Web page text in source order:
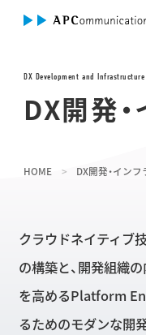
DX Development and
DX開発
HOME DX開発・イン
クラウドネイティブ
の構築と、開発組織
を高めるPlatform
るためのモダンな開